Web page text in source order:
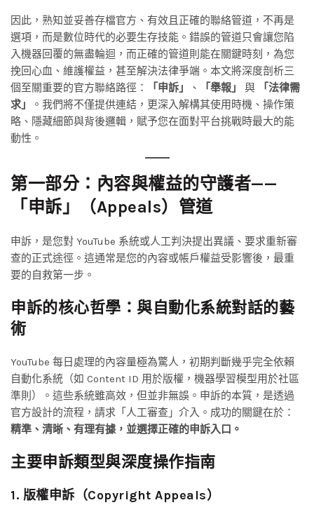
因此，熟知並妥善存檔官方、有效且正確的聯絡管道，不再是
選項，而是數位時代的必要生存技能。錯誤的管道只會讓您陷
入機器回覆的無盡輪迴，而正確的管道則能在關鍵時刻，為您
挽回心血、維護權益，甚至解決法律爭端。本文將深度剖析三
個至關重要的官方聯絡路徑：
「申訴」 、 「舉報」 與
「法律需
求」
。我們將不僅提供連結，更深入解構其使用時機、操作策
略、隱藏細節與背後邏輯，賦予您在面對平台挑戰時最大的能
動性。
第一部分：內容與權益的守護者——
「申訴」（Appeals）管道
申訴，是您對 YouTube 系統或人工判決提出異議、要求重新審
查的正式途徑。這通常是您的內容或帳戶權益受影響後，最重
要的自救第一步。
申訴的核心哲學：與自動化系統對話的藝
術
YouTube 每日處理的內容量極為驚人，初期判斷幾乎完全依賴
自動化系統（如 Content ID 用於版權，機器學習模型用於社區
準則）。這些系統雖高效，但並非無誤。申訴的本質，是透過
官方設計的流程，請求「人工審查」介入。成功的關鍵在於：
精準、清晰、有理有據，並選擇正確的申訴入口。
主要申訴類型與深度操作指南
1. 版權申訴（Copyright Appeals）